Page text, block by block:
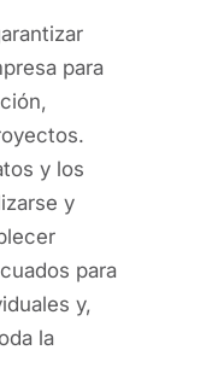
para
y los
y
para
y,
la